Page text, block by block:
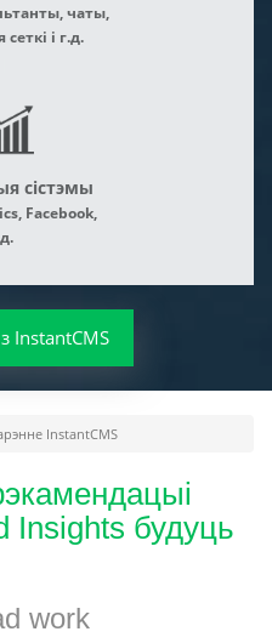
чаты,
і г.д.
сістэмы
Facebook,
InstantCMS
InstantCMS
Insights будуць
work